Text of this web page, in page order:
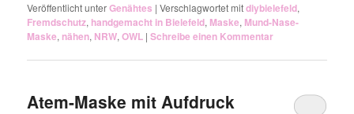
Veröffentlicht unterGenähtes |Verschlagwortet mitdiybielefeld,
Fremdschutz, handgemacht in Bielefeld, Maske, Mund-Nase-
Maske, nähen, NRW,OWL |Schreibe einen Kommentar
Atem-Maske mit Aufdruck